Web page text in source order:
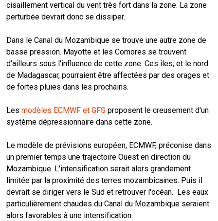
cisaillement vertical du vent très fort dans la zone. La zone
perturbée devrait donc se dissiper.
Dans le Canal du Mozambique se trouve une autre zone de
basse pression. Mayotte et les Comores se trouvent
d'ailleurs sous l'influence de cette zone. Ces îles, et le nord
de Madagascar, pourraient être affectées par des orages et
de fortes pluies dans les prochains.
Les modèles ECMWF et GFS proposent le creusement d'un
système dépressionnaire dans cette zone.
Le modèle de prévisions européen, ECMWF, préconise dans
un premier temps une trajectoire Ouest en direction du
Mozambique. L'intensification serait alors grandement
limitée par la proximité des terres mozambicaines. Puis il
devrait se diriger vers le Sud et retrouver l'océan. Les eaux
particulièrement chaudes du Canal du Mozambique seraient
alors favorables à une intensification.